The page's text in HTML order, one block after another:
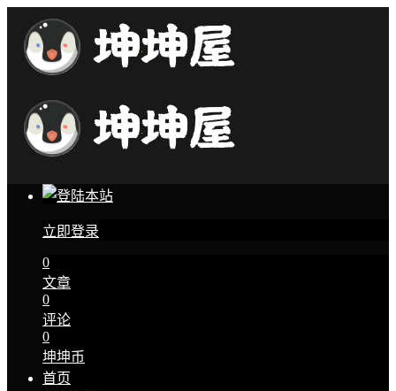
立即登录
0
文章
0
评论
0
坤坤币
首页